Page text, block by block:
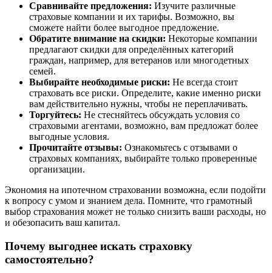
Сравнивайте предложения: Изучите различные
страховые компании и их тарифы. Возможно, вы
сможете найти более выгодное предложение.
Обратите внимание на скидки: Некоторые компании
предлагают скидки для определённых категорий
граждан, например, для ветеранов или многодетных
семей.
Выбирайте необходимые риски: Не всегда стоит
страховать все риски. Определите, какие именно риски
вам действительно нужны, чтобы не переплачивать.
Торгуйтесь: Не стесняйтесь обсуждать условия со
страховыми агентами, возможно, вам предложат более
выгодные условия.
Прочитайте отзывы: Ознакомьтесь с отзывами о
страховых компаниях, выбирайте только проверенные
организации.
Экономия на ипотечном страховании возможна, если подойти
к вопросу с умом и знанием дела. Помните, что грамотный
выбор страхования может не только снизить ваши расходы, но
и обезопасить ваш капитал.
Почему выгоднее искать страховку
самостоятельно?